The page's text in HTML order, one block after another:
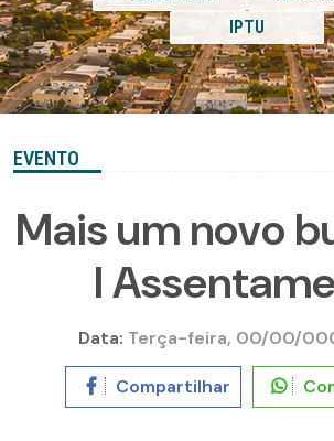
IPTU
EVENTO
Mais um novo
I
Data: Terça-feira, 00/00/
Compartilhar